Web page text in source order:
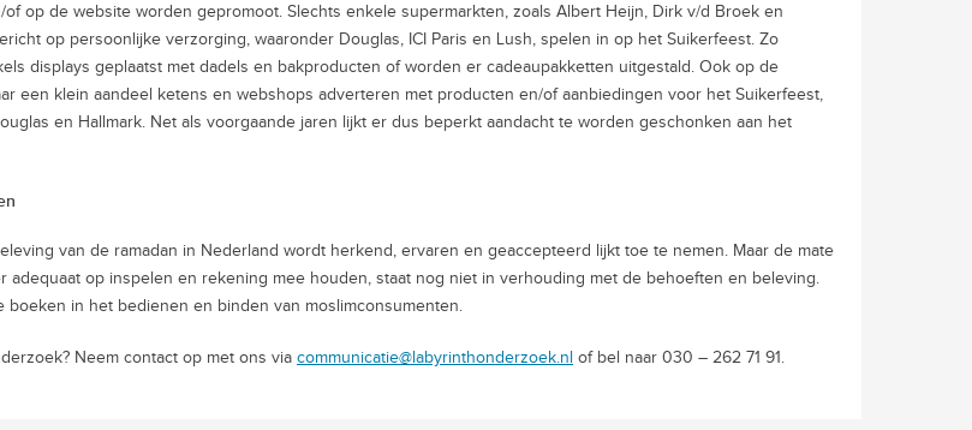
op de website worden gepromoot. Slechts enkele supermarkten, zoals Albert Heijn, Dirk v/d Broek en
op persoonlijke verzorging, waaronder Douglas, ICI Paris en Lush, spelen in op het Suikerfeest. Zo
displays geplaatst met dadels en bakproducten of worden er cadeaupakketten uitgestald. Ook op de
een klein aandeel ketens en webshops adverteren met producten en/of aanbiedingen voor het Suikerfeest,
en Hallmark. Net als voorgaande jaren lijkt er dus beperkt aandacht te worden geschonken aan het
van de ramadan in Nederland wordt herkend, ervaren en geaccepteerd lijkt toe te nemen. Maar de mate
adequaat op inspelen en rekening mee houden, staat nog niet in verhouding met de behoeften en beleving.
boeken in het bedienen en binden van moslimconsumenten.
Neem contact op met ons via communicatie@labyrinthonderzoek.nl of bel naar 030 – 262 71 91.